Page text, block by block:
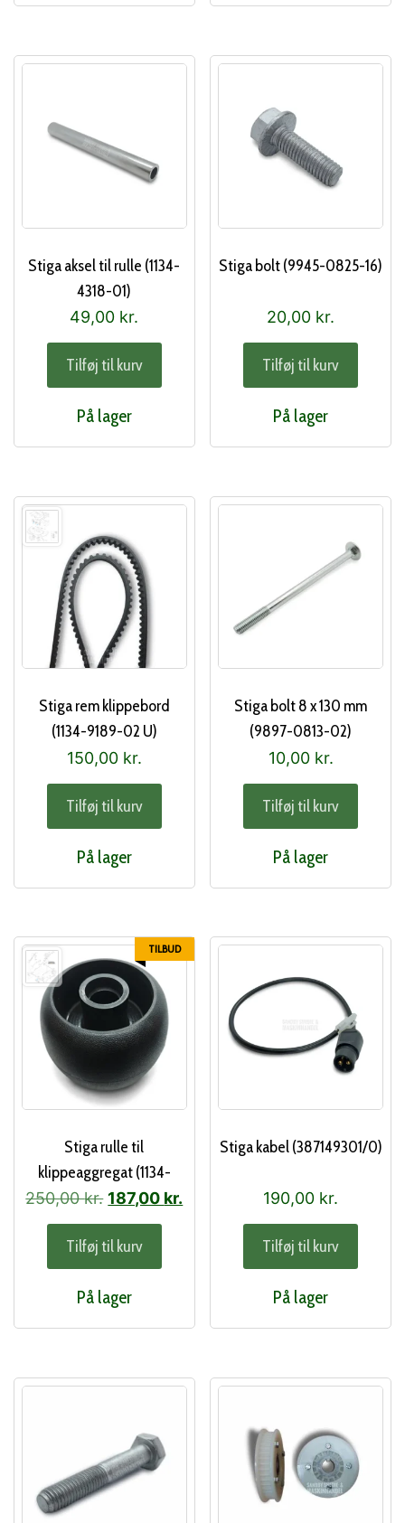
Stiga aksel til rulle (1134-
4318-01)
49,00 kr.
Tilføj til kurv
På lager
Stiga bolt (9945-0825-16)
20,00 kr.
Tilføj til kurv
På lager
Stiga rem klippebord
(1134-9189-02 U)
150,00 kr.
Tilføj til kurv
På lager
Stiga bolt 8 x 130 mm
(9897-0813-02)
10,00 kr.
Tilføj til kurv
På lager
TILBUD
Stiga rulle til
klippeaggregat (1134-
4284-01)
250,00kr. Den
oprindelige
pris
var:
250,00 kr..
187,00 kr.
Tilføj til kurv
På lager
Stiga kabel (387149301/0)
190,00 kr.
Tilføj til kurv
På lager